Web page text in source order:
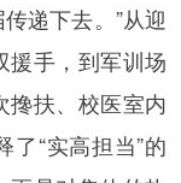
递下去。”从迎
援手，到军训场
搀扶、校医室内
“实高担当”的